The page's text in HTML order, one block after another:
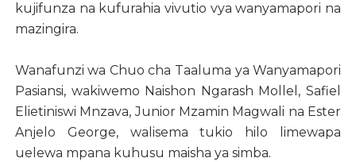
kujifunza na kufurahia vivutio vya wanyamapori na
mazingira.
Wanafunzi wa Chuo cha Taaluma ya Wanyamapori
Pasiansi, wakiwemo Naishon Ngarash Mollel, Safiel
Elietiniswi Mnzava, Junior Mzamin Magwali na Ester
Anjelo George, walisema tukio hilo limewapa
uelewa mpana kuhusu maisha ya simba.